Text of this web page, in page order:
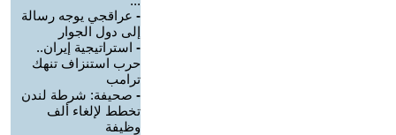
- عراقجي يوجه رسالة
إلى دول الجوار
- استراتيجية إيران..
حرب استنزاف تنهك
ترامب
- صحيفة: شرطة لندن
تخطط لإلغاء ألف
وظيفة